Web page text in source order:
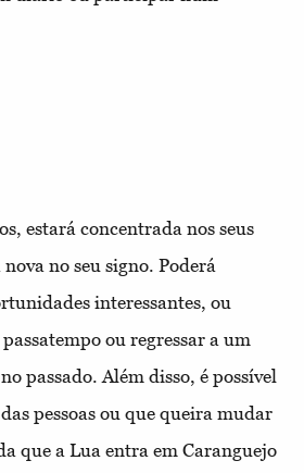
estará concentrada nos seus
no seu signo. Poderá
interessantes, ou
ou regressar a um
passado. Além disso, é possível
pessoas ou que queira mudar
que a Lua entra em Caranguejo